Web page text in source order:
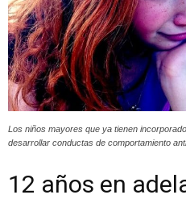
Los niños mayores que ya tienen
desarrollar conductas de comportamiento
12 años en